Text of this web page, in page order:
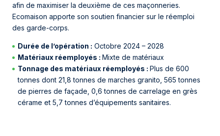
afin de maximiser la deuxième de ces maçonneries.
Ecomaison apporte son soutien financier sur le réemploi
des garde-corps.
Durée de l’opération : Octobre 2024 – 2028
Matériaux réemployés :Mixte de matériaux
Tonnage des matériaux réemployés :Plus de 600
tonnes dont 21,8 tonnes de marches granito, 565 tonnes
de pierres de façade, 0,6 tonnes de carrelage en grès
cérame et 5,7 tonnes d’équipements sanitaires.